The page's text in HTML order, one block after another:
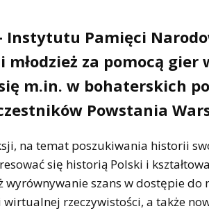
Instytutu Pamięci
młodzież za pomocą gier
m.in. w bohaterskich
Powstania
na temat poszukiwania historii
się historią Polski i
wyrównywanie szans w dostępie
rzeczywistości, a także